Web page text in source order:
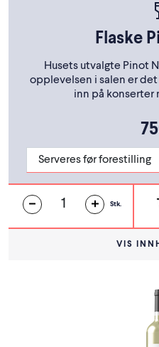
Flaske
Husets utvalgte Pinot
opplevelsen i salen er
inn på konserter
Stk.
VIS